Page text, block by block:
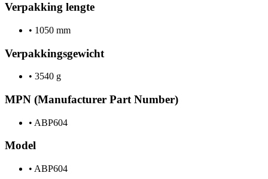
Verpakking lengte
• 1050 mm
Verpakkingsgewicht
• 3540 g
MPN (Manufacturer Part Number)
• ABP604
Model
• ABP604